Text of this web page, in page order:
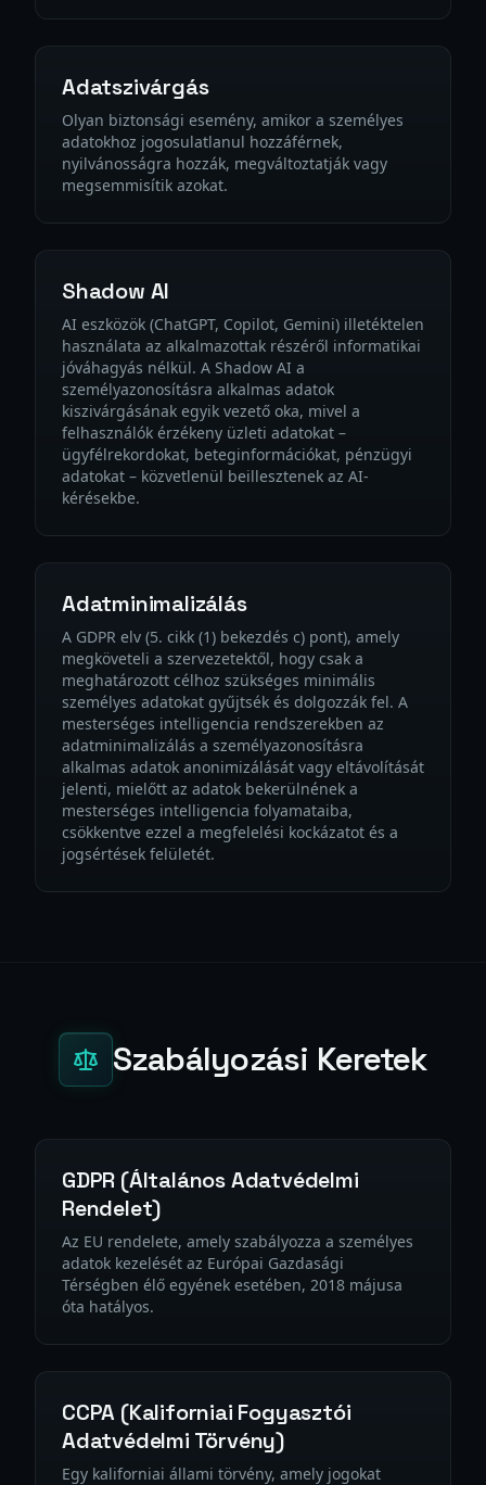
Adatszivárgás
Olyan biztonsági esemény, amikor a személyes
adatokhoz jogosulatlanul hozzáférnek,
nyilvánosságra hozzák, megváltoztatják vagy
megsemmisítik azokat.
Shadow AI
AI eszközök (ChatGPT, Copilot, Gemini) illetéktelen
használata az alkalmazottak részéről informatikai
jóváhagyás nélkül. A Shadow AI a
személyazonosításra alkalmas adatok
kiszivárgásának egyik vezető oka, mivel a
felhasználók érzékeny üzleti adatokat –
ügyfélrekordokat, beteginformációkat, pénzügyi
adatokat – közvetlenül beillesztenek az AI-
kérésekbe.
Adatminimalizálás
A GDPR elv (5. cikk (1) bekezdés c) pont), amely
megköveteli a szervezetektől, hogy csak a
meghatározott célhoz szükséges minimális
személyes adatokat gyűjtsék és dolgozzák fel. A
mesterséges intelligencia rendszerekben az
adatminimalizálás a személyazonosításra
alkalmas adatok anonimizálását vagy eltávolítását
jelenti, mielőtt az adatok bekerülnének a
mesterséges intelligencia folyamataiba,
csökkentve ezzel a megfelelési kockázatot és a
jogsértések felületét.
Szabályozási Keretek
GDPR (Általános Adatvédelmi
Rendelet)
Az EU rendelete, amely szabályozza a személyes
adatok kezelését az Európai Gazdasági
Térségben élő egyének esetében, 2018 májusa
óta hatályos.
CCPA (Kaliforniai Fogyasztói
Adatvédelmi Törvény)
Egy kaliforniai állami törvény, amely jogokat